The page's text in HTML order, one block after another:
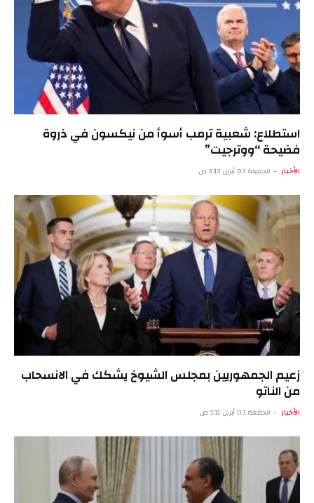
استطلاع: شعبية ترمب أسوأ من نيكسون في ذروة
فضيحة “ووترجيت”
الأخبار الجمعة 03 أبريل 6:13 ص
زعيم الجمهوريين بمجلس الشيوخ يشكك في الانسحاب
من الناتو
الأخبار الجمعة 03 أبريل 1:11 ص